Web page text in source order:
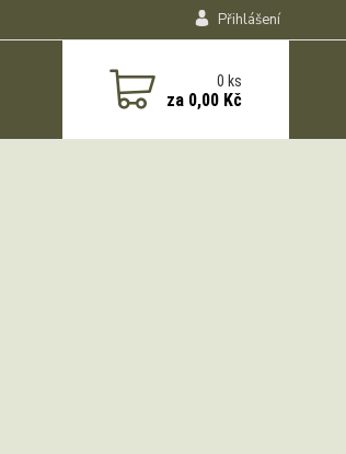
Přihlášení
0ks
za 0,00 Kč